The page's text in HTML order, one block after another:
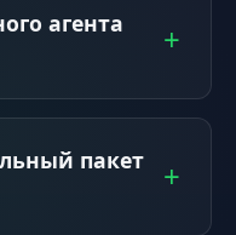
агента
пакет